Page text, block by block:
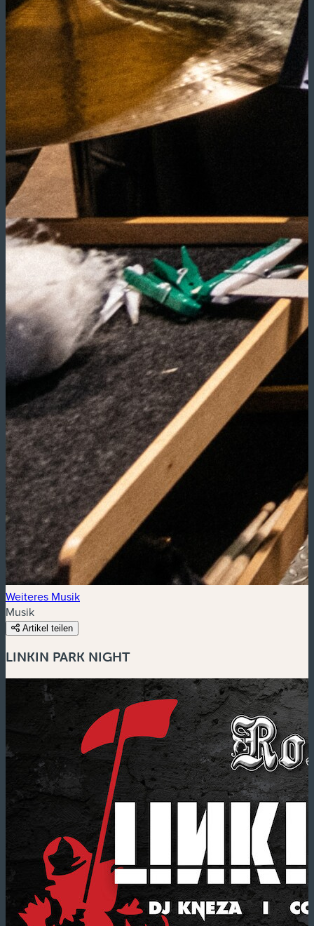
Weiteres Musik
Musik
Artikel teilen
LINKIN PARK NIGHT